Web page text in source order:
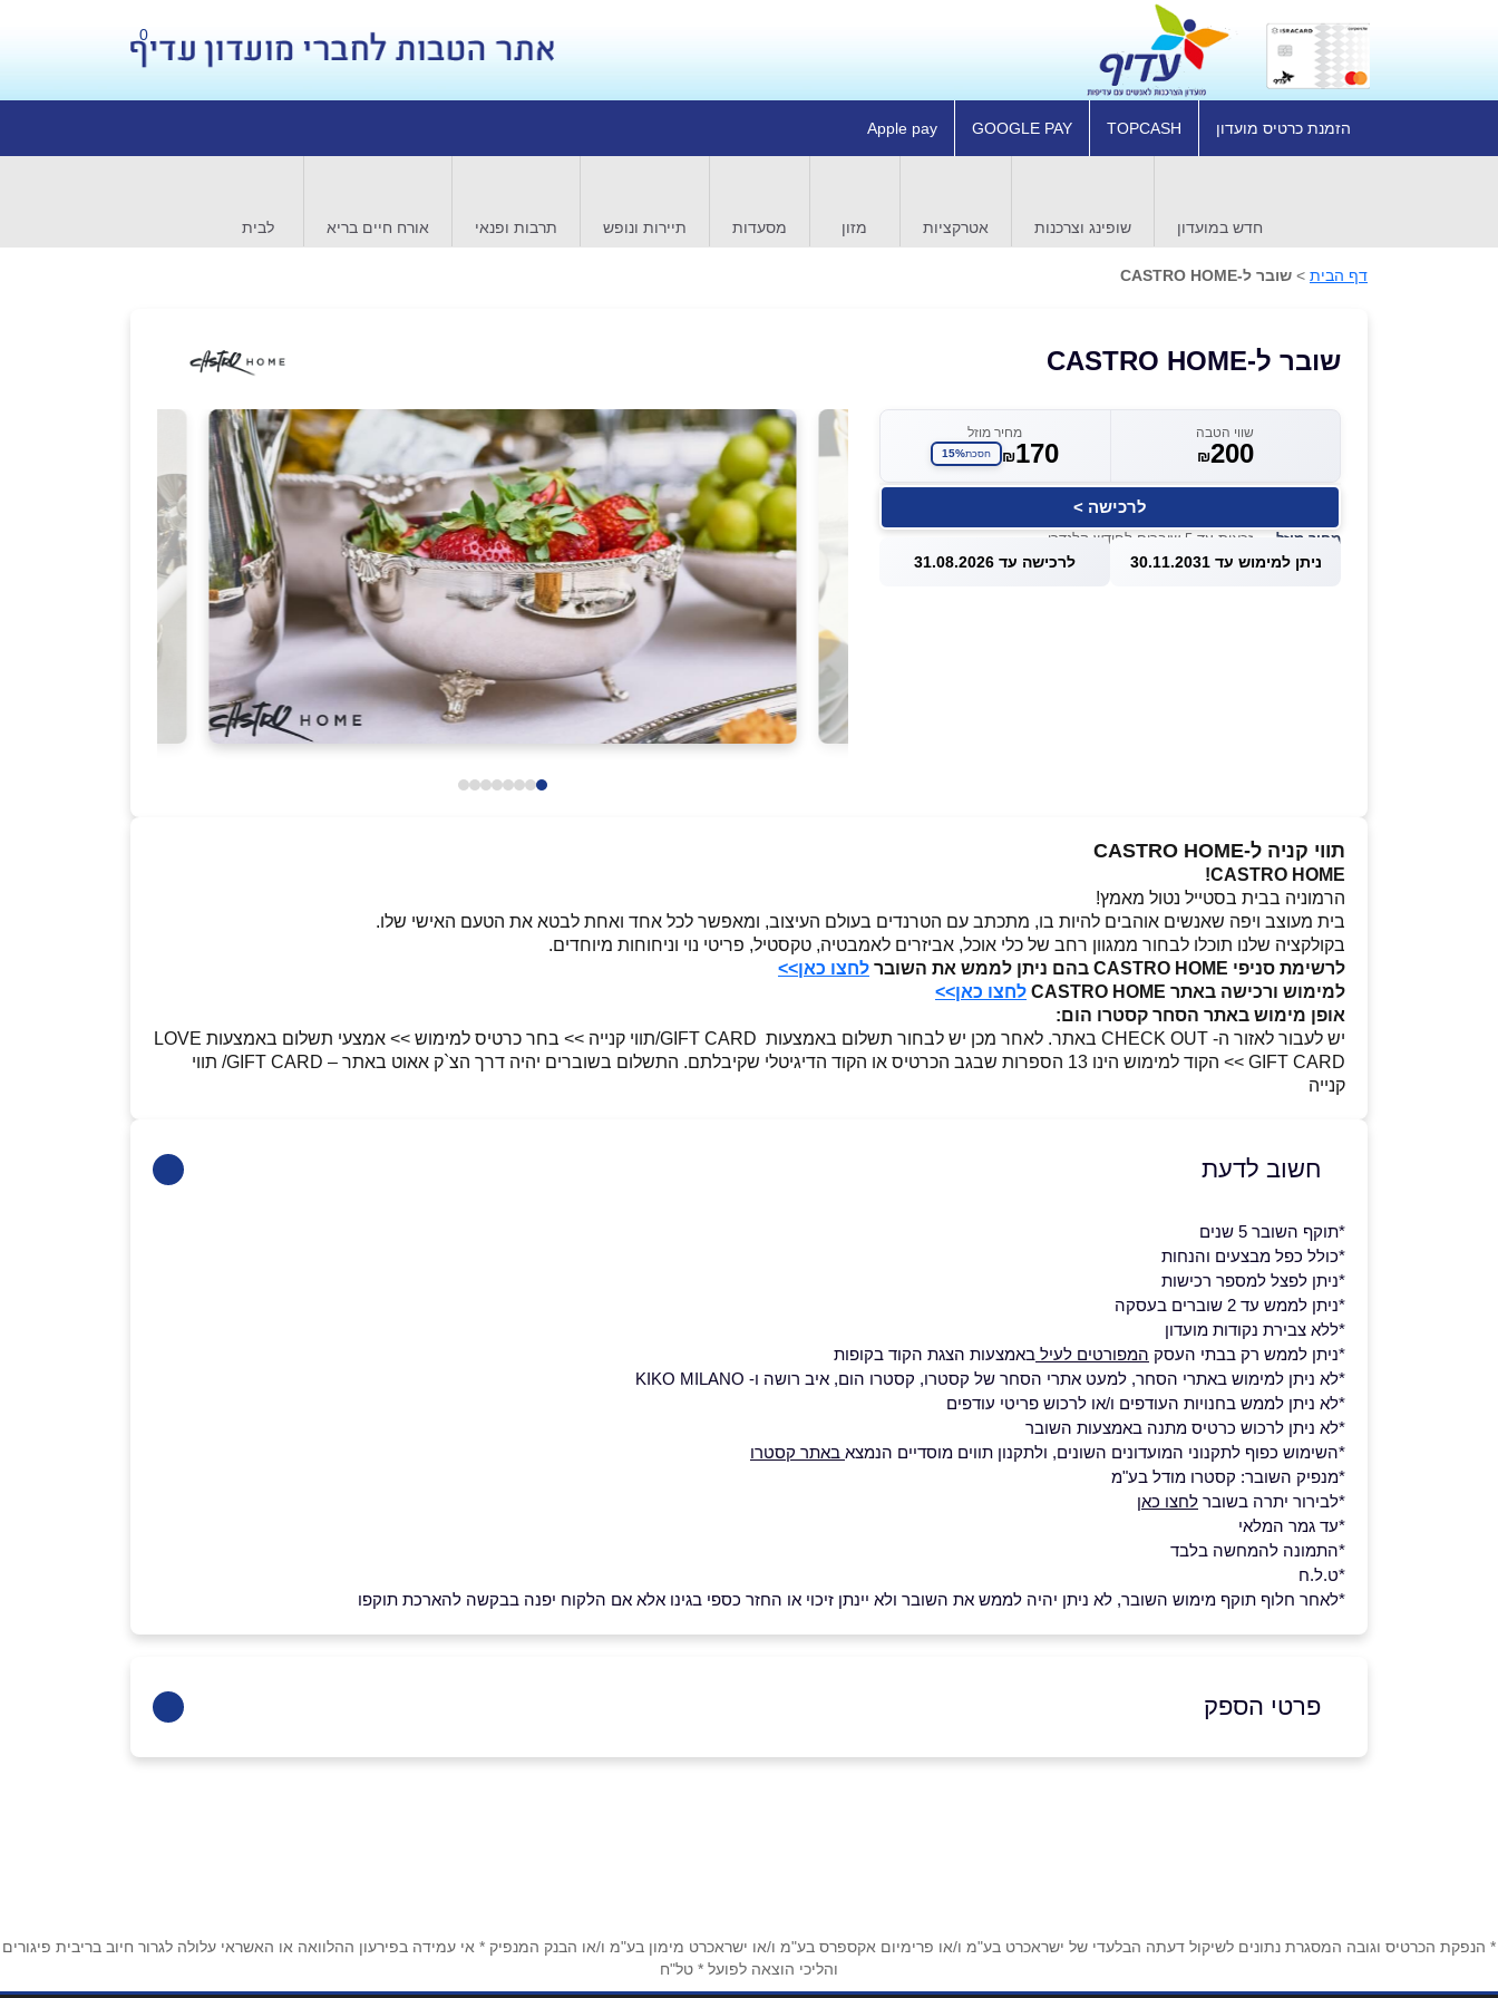
0
הזמנת כרטיס מועדון TOPCASH
GOOGLE PAY
Apple pay
חדש במועדון שופינג וצרכנות אטרקציות מזון מסעדות תיירות ונופש תרבות ופנאי אורח חיים בריא לבית
דף הבית > שובר ל-CASTRO HOME
שובר ל-CASTRO HOME
שווי הטבה
₪200
מחיר מוזל
₪170 חסכת15%
לרכישה >
מחיר מוזל — זכאות עד 5 שוברים לחודש קלנדרי
ניתן למימוש עד 30.11.2031 לרכישה עד 31.08.2026
תווי קניה ל-CASTRO HOME
CASTRO HOME!
הרמוניה בבית בסטייל נטול מאמץ!
בית מעוצב ויפה שאנשים אוהבים להיות בו, מתכתב עם הטרנדים בעולם העיצוב, ומאפשר לכל אחד ואחת לבטא את הטעם האישי שלו.
בקולקציה שלנו תוכלו לבחור ממגוון רחב של כלי אוכל, אביזרים לאמבטיה, טקסטיל, פריטי נוי וניחוחות מיוחדים.
לרשימת סניפי CASTRO HOME בהם ניתן לממש את השובר
לחצו כאן>>
למימוש ורכישה באתר CASTRO HOME
לחצו כאן>>
אופן מימוש באתר הסחר קסטרו הום:
יש לעבור לאזור ה- CHECK OUT באתר. לאחר מכן יש לבחור תשלום באמצעות GIFT CARD/תווי קנייה >> בחר כרטיס למימוש >> אמצעי תשלום באמצעות LOVE
GIFT CARD >> הקוד למימוש הינו 13 הספרות שבגב הכרטיס או הקוד הדיגיטלי שקיבלתם. התשלום בשוברים יהיה דרך הצ`ק אאוט באתר – GIFT CARD/ תווי
קנייה
חשוב לדעת
*תוקף השובר 5 שנים
*כולל כפל מבצעים והנחות
*ניתן לפצל למספר רכישות
*ניתן לממש עד 2 שוברים בעסקה
*ללא צבירת נקודות מועדון
*ניתן לממש רק בבתי העסק המפורטים לעיל באמצעות הצגת הקוד בקופות
*לא ניתן למימוש באתרי הסחר, למעט אתרי הסחר של קסטרו, קסטרו הום, איב רושה ו- KIKO MILANO
*לא ניתן לממש בחנויות העודפים ו/או לרכוש פריטי עודפים
*לא ניתן לרכוש כרטיס מתנה באמצעות השובר
*השימוש כפוף לתקנוני המועדונים השונים, ולתקנון תווים מוסדיים הנמצא באתר קסטרו
*מנפיק השובר: קסטרו מודל בע"מ
*לבירור יתרה בשובר לחצו כאן
*עד גמר המלאי
*התמונה להמחשה בלבד
*ט.ל.ח
*לאחר חלוף תוקף מימוש השובר, לא ניתן יהיה לממש את השובר ולא יינתן זיכוי או החזר כספי בגינו אלא אם הלקוח יפנה בבקשה להארכת תוקפו
פרטי הספק
* הנפקת הכרטיס וגובה המסגרת נתונים לשיקול דעתה הבלעדי של ישראכרט בע"מ ו/או פרימיום אקספרס בע"מ ו/או ישראכרט מימון בע"מ ו/או הבנק המנפיק * אי עמידה בפירעון ההלוואה או האשראי עלולה לגרור חיוב בריבית פיגורים
והליכי הוצאה לפועל * טל"ח